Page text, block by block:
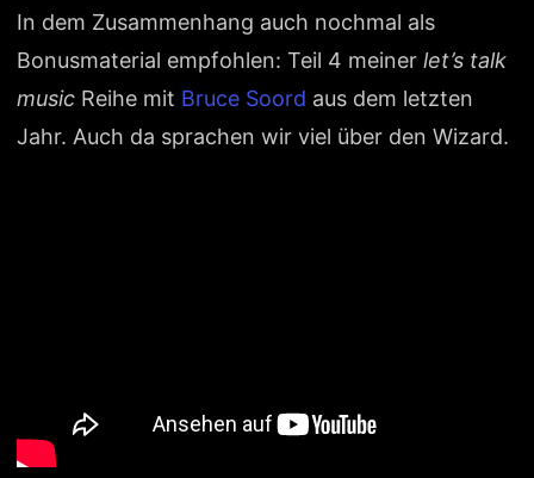
In dem Zusammenhang auch nochmal als
Bonusmaterial empfohlen: Teil 4 meinerlet’s talk
music Reihe mit Bruce Soord aus dem letzten
Jahr. Auch da sprachen wir viel über den Wizard.